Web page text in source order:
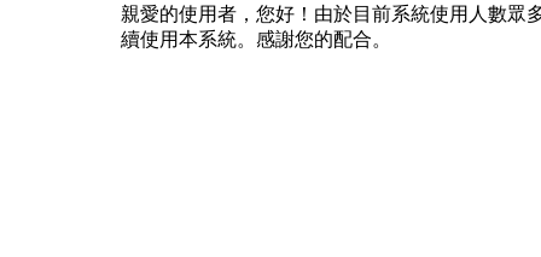
親愛的使用者，您好！由於目前系統使用人數眾
續使用本系統。感謝您的配合。